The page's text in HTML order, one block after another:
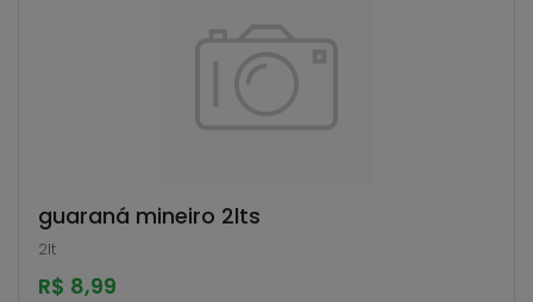
guaraná mineiro 2lts
2lt
R$ 8,99